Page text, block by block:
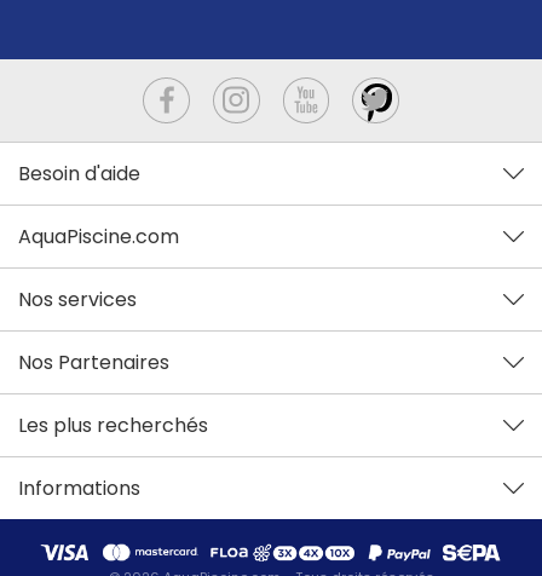
Besoin d'aide
AquaPiscine.com
Nos services
Nos Partenaires
Les plus recherchés
Informations